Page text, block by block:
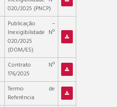
020/2025 (PNCP)
Publicação –
Inexigibilidade Nº
020/2025
(DOM/ES)
Contrato Nº
176/2025
Termo de
Referência